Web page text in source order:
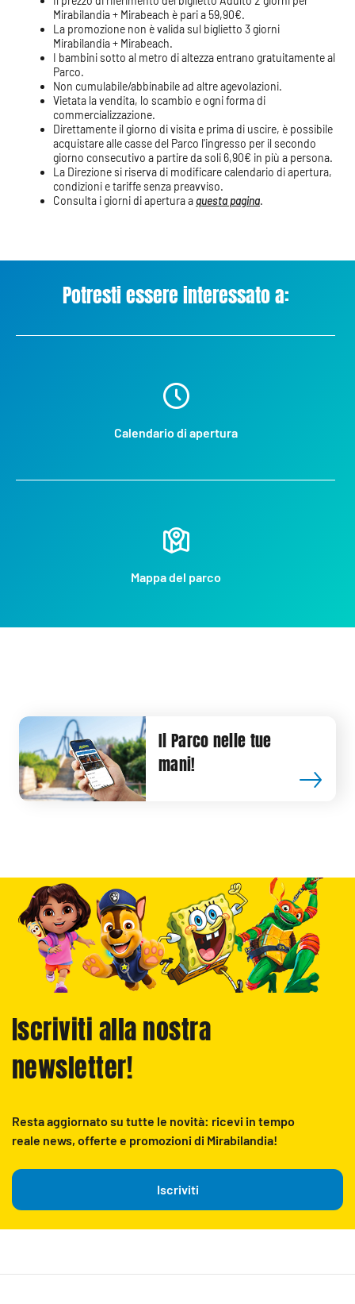
Mirabilandia + Mirabeach è pari a 59,90€.
La promozione non è valida sul biglietto 3 giorni
Mirabilandia + Mirabeach.
I bambini sotto al metro di altezza entrano gratuitamente al
Parco.
Non cumulabile/abbinabile ad altre agevolazioni.
Vietata la vendita, lo scambio e ogni forma di
commercializzazione.
Direttamente il giorno di visita e prima di uscire, è possibile
acquistare alle casse del Parco l'ingresso per il secondo
giorno consecutivo a partire da soli 6,90€ in più a persona.
La Direzione si riserva di modificare calendario di apertura,
condizioni e tariffe senza preavviso.
Consulta i giorni di apertura aquesta pagina.
Potresti essere interessato a:
Calendario di apertura
Mappa del parco
Il Parco nelle tue
mani!
Iscriviti alla nostra
newsletter!
Resta aggiornato su tutte le novità: ricevi in tempo
reale news, offerte e promozioni di Mirabilandia!
Iscriviti